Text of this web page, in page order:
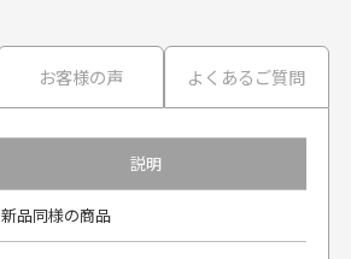
お客様の声 よくあるご質問
説明
新品同様の商品